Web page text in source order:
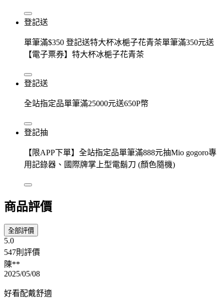
登記送
單筆滿$350 登記送特大杯冰梔子花青茶單筆滿350元送
【電子票券】特大杯冰梔子花青茶
登記送
全站指定品單筆滿25000元送650P幣
登記抽
【限APP下單】全站指定品單筆滿888元抽Mio gogoro專
用記錄器、國際牌掌上型電鬍刀 (顏色隨機)
商品評價
全部評價
5.0
547則評價
陳**
2025/05/08
好看配戴舒適